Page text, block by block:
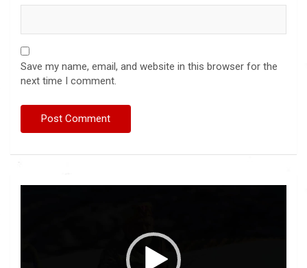
Save my name, email, and website in this browser for the
next time I comment.